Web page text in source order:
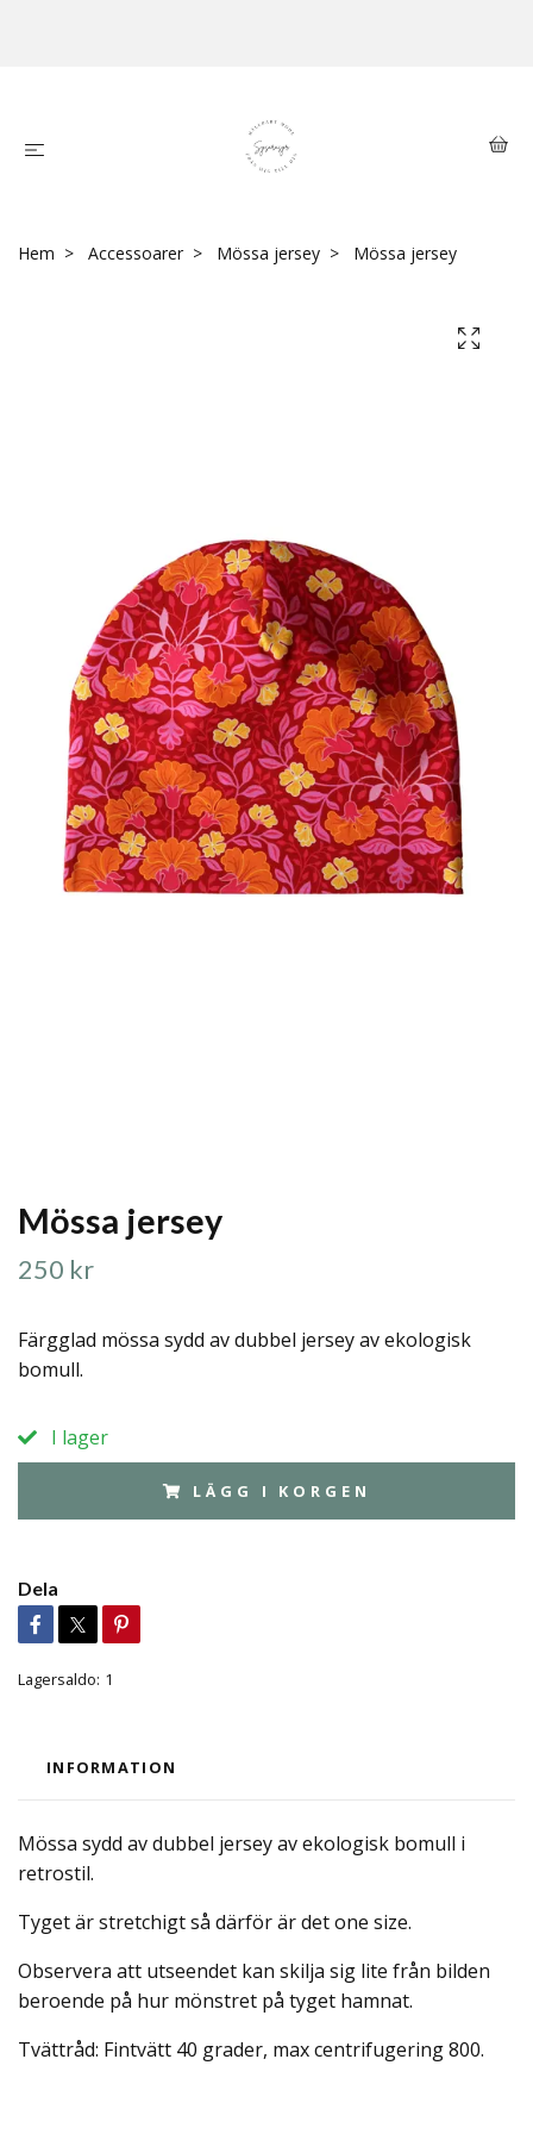
Hem Accessoarer Mössa jersey Mössa jersey
Mössa jersey
250 kr
Färgglad mössa sydd av dubbel jersey av ekologisk
bomull.
I lager
LÄGG I KORGEN
Dela
Lagersaldo: 1
INFORMATION
Mössa sydd av dubbel jersey av ekologisk bomull i
retrostil.
Tyget är stretchigt så därför är det one size.
Observera att utseendet kan skilja sig lite från bilden
beroende på hur mönstret på tyget hamnat.
Tvättråd: Fintvätt 40 grader, max centrifugering 800.